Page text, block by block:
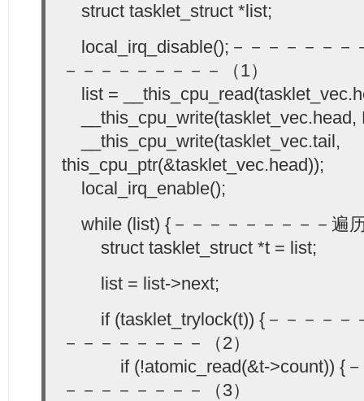
struct tasklet_struct *list;
local_irq_disable();－－－－－－－
－－－－－－－－－（1）
list =
__this_cpu_write(tasklet_vec.head,
__this_cpu_write(tasklet_vec.tail,
this_cpu_ptr(&tasklet_vec.head));
local_irq_enable();
while (list) {－－－－－－－－－遍
struct tasklet_struct *t = list;
list = list->next;
if (tasklet_trylock(t)) {－－－－－
－－－－－－－－（2）
if (!atomic_read(&t->count)) {－
－－－－－－－－（3）